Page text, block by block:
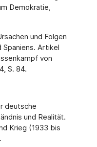
Demokratie,
und Folgen
Spaniens. Artikel
von
S. 84.
deutsche
und Realität.
Krieg (1933 bis